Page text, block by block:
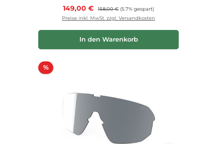
Verkaufspreis:
149,00 € Regulärer Preis:
158,00 € (5.7% gespart)
Preise inkl. MwSt. zzgl. Versandkosten
In den Warenkorb
%Rabatt